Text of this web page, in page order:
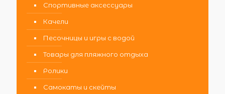
Спортивные аксессуары
Качели
Песочницы и игры с водой
Товары для пляжного отдыха
Ролики
Самокаты и скейты